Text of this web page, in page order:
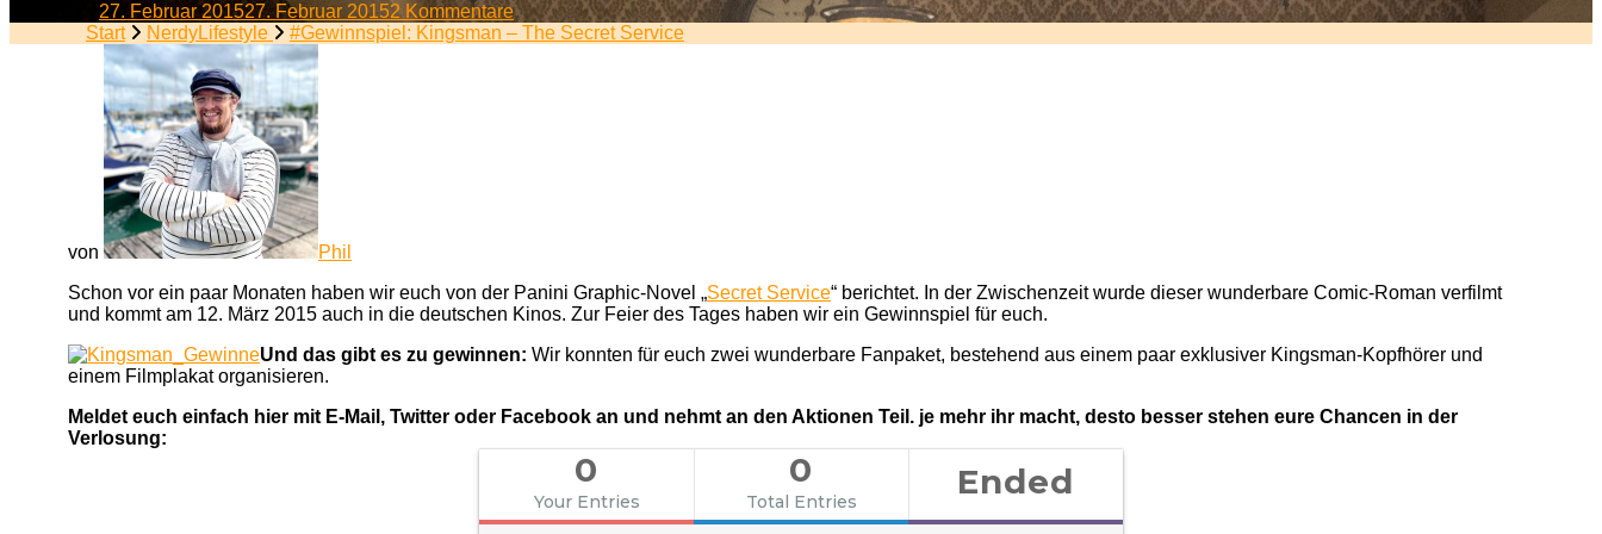
27. Februar 201527. Februar 20152 Kommentarezu
#Gewinnspiel:
Start NerdyLifestyle #Gewinnspiel: Kingsman – The Secret Service
von
Phil
Schon vor ein paar Monaten haben wir euch von der Panini Graphic-Novel „Secret Service“ berichtet. In der Zwischenzeit wurde dieser wunderbare Comic-Roman verfilmt
und kommt am 12. März 2015 auch in die deutschen Kinos. Zur Feier des Tages haben wir ein Gewinnspiel für euch.
Und das gibt es zu gewinnen: Wir konnten für euch zwei wunderbare Fanpaket, bestehend aus einem paar exklusiver Kingsman-Kopfhörer und
einem Filmplakat organisieren.
Meldet euch einfach hier mit E-Mail, Twitter oder Facebook an und nehmt an den Aktionen Teil. je mehr ihr macht, desto besser stehen eure Chancen in der
Verlosung:
0
Your Entries
0
Total Entries Ended